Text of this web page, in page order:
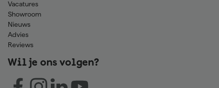
Vacatures
Showroom
Nieuws
Advies
Reviews
Wil je ons volgen?